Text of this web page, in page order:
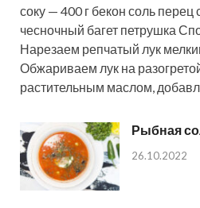
соку — 400 г бекон соль
чесночный багет петрушка
Нарезаем репчатый лук
Обжариваем лук на
растительным маслом,
Рыбная
26.10.2022